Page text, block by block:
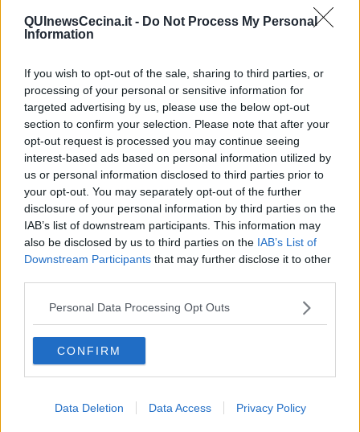
QUInewsCecina.it - Do Not Process My Personal
Information
If you wish to opt-out of the sale, sharing to third parties, or
processing of your personal or sensitive information for
targeted advertising by us, please use the below opt-out
section to confirm your selection. Please note that after your
opt-out request is processed you may continue seeing
interest-based ads based on personal information utilized by
us or personal information disclosed to third parties prior to
your opt-out. You may separately opt-out of the further
disclosure of your personal information by third parties on the
IAB’s list of downstream participants. This information may
also be disclosed by us to third parties on the IAB’s List of
Downstream Participants that may further disclose it to other
Personal Data Processing Opt Outs
CONFIRM
Data Deletion Data Access Privacy Policy
Scrivi
Bestiario
Veglia
​“D” come delitto
Belle lettere
25 Aprile
Todo el bien, todo el mal
Le parole
​L’Australiana
Le stelle del jazz
Vita & morte
Auguri
Moro
Passanti
Metaverso smart
Fiamme
Confessioni autoreferenziali
Utopie